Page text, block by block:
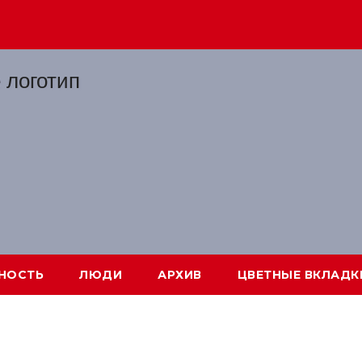
ЛЮДИ АРХИВ ЦВЕТНЫЕ